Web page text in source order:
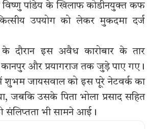
विष्णु पांडेय के खिलाफ कोडीनयुक्त कफ
उपयोग को लेकर मुकदमा दर्ज
दौरान इस अवैध कारोबार के तार
कानपुर और प्रयागराज तक जुड़े पाए गए।
शुभम जायसवाल को इस पूरे नेटवर्क का
जबकि उसके पिता भोला प्रसाद सहित
संलिप्तता भी सामने आई।